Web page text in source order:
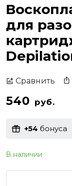
для
Сравнить
540 руб.
+54 бонуса
В наличии